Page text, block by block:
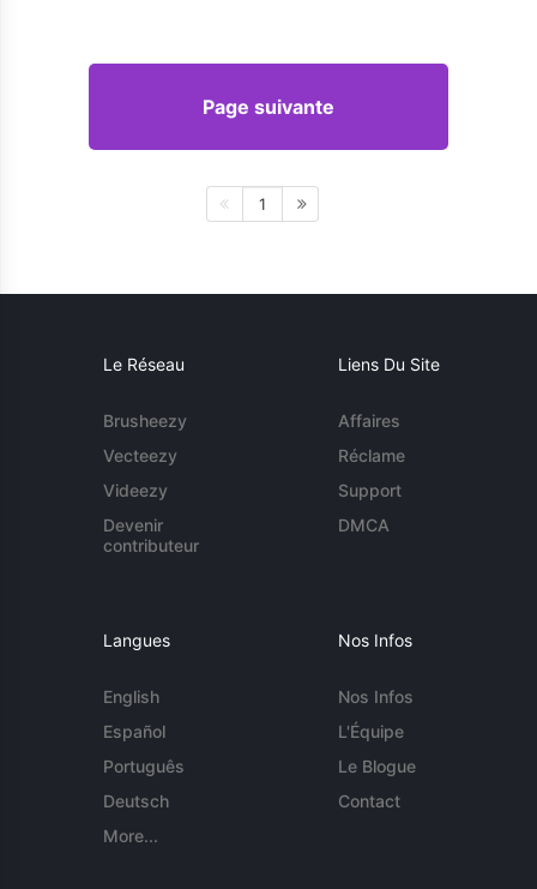
Page suivante
1
Le Réseau
Brusheezy
Vecteezy
Videezy
Devenir
contributeur
Liens Du Site
Affaires
Réclame
Support
DMCA
Langues
English
Español
Português
Deutsch
More...
Nos Infos
Nos Infos
L'Équipe
Le Blogue
Contact